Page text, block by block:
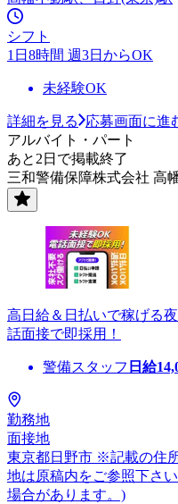
シフト
1日8時間 週3日からOK
未経験OK
詳細を見る
応募画面に進
アルバイト・パート
あと2日で掲載終了
三和警備保障株式会社 高
高日給＆日払いで稼げる
話面接で即採用！
警備スタッフ 日給
勤務地
面接地
東京都日野市 ※記載の住
地は原稿内をご参照下さ
場合があります。)